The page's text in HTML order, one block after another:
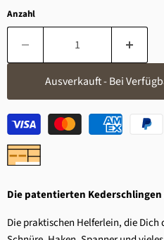
Anzahl
Ausverkauft - Bei
Die patentierten Kederschlingen
Die praktischen Helferlein, die